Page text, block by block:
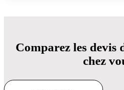
Comparez les devis
chez